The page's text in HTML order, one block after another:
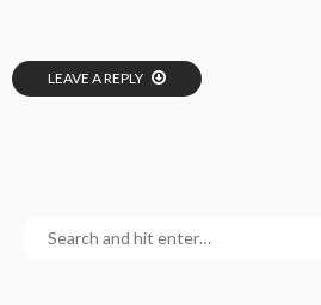
LEAVE A REPLY